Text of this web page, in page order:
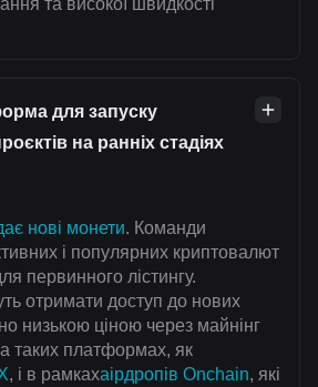
для запуску
на ранніх стадіях
нові монети. Команди
і популярних криптовалют
первинного лістингу.
отримати доступ до нових
низькою ціною через майнінг
таких платформах, як
, і в рамкахаірдропів Onchain, які